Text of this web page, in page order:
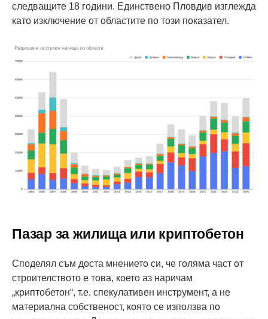
следващите 18 години. Единствено Пловдив изглежда
като изключение от областите по този показател.
Пазар за жилища или криптобетон
Споделял съм доста мнението си, че голяма част от
строителството е това, което аз наричам
„криптобетон“, т.е. спекулативен инструмент, а не
материална собственост, която се използва по